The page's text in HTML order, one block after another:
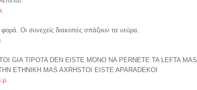
Οι συνεχείς διακοπές σπάζουν τα νεύρα.
GIA TIPOTA DEN EISTE MONO NA PERNETE TA LEFTA MAS
ETHNIKH MAS AXRHSTOI EISTE APARADEKOI